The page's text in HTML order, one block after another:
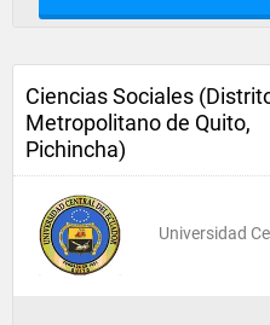
Ciencias Sociales
Metropolitano de Quito,
Pichincha)
Universidad